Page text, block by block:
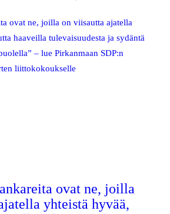
ovat ne, joilla
yhteistä hyvää,